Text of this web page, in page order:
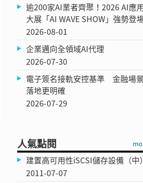
逾200家AI業者齊聚！2026 AI應
大展「AI WAVE SHOW」強勢登
2026-08-01
企業邁向全領域AI代理
2026-07-30
電子簽名接軌安控基準 金融場景
落地更明確
2026-07-29
人氣點閱
建置高可用性iSCSI儲存設備（中）
2011-07-07